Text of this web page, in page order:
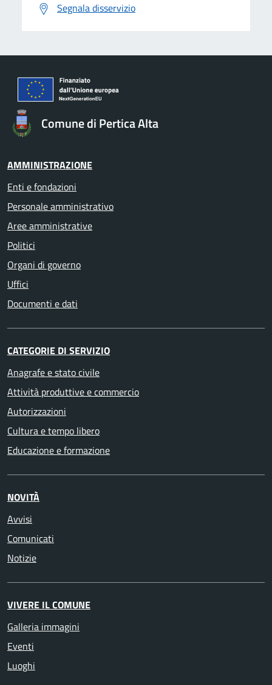
Segnala disservizio
Comune di Pertica Alta
AMMINISTRAZIONE
Enti e fondazioni
Personale amministrativo
Aree amministrative
Politici
Organi di governo
Uffici
Documenti e dati
CATEGORIE DI SERVIZIO
Anagrafe e stato civile
Attività produttive e commercio
Autorizzazioni
Cultura e tempo libero
Educazione e formazione
NOVITÀ
Avvisi
Comunicati
Notizie
VIVERE IL COMUNE
Galleria immagini
Eventi
Luoghi